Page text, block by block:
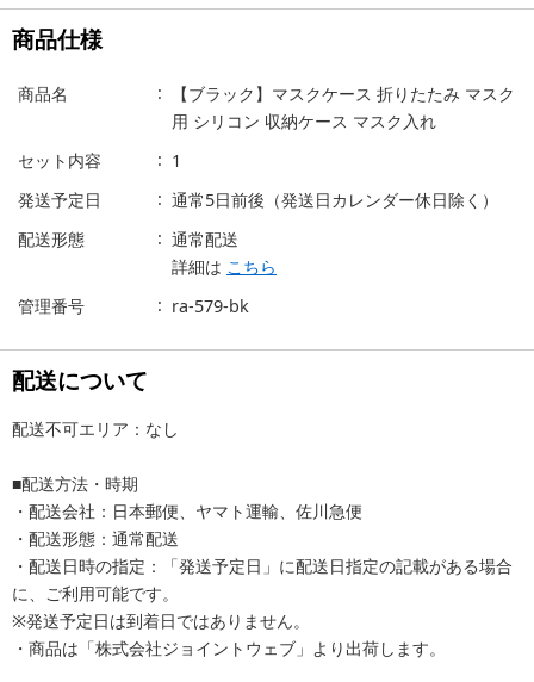
商品仕様
商品名
【ブラック】マスクケース 折りたたみ マスク
用 シリコン 収納ケース マスク入れ
セット内容
1
発送予定日
通常5日前後（発送日カレンダー休日除く）
配送形態
通常配送
詳細は こちら
管理番号
ra-579-bk
配送について
配送不可エリア：なし
■配送方法・時期
・配送会社：日本郵便、ヤマト運輸、佐川急便
・配送形態：通常配送
・配送日時の指定：「発送予定日」に配送日指定の記載がある場合
に、ご利用可能です。
※発送予定日は到着日ではありません。
・商品は「株式会社ジョイントウェブ」より出荷します。